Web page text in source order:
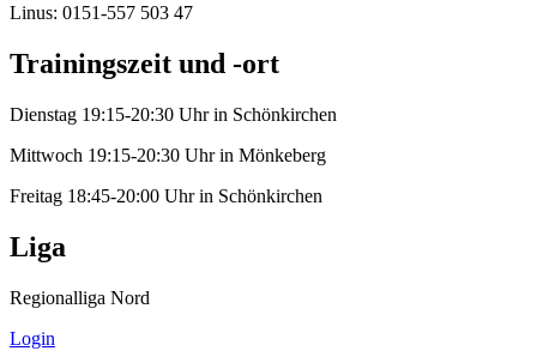
Linus: 0151-557 503 47
Trainingszeit und -ort
Dienstag 19:15-20:30 Uhr in Schönkirchen
Mittwoch 19:15-20:30 Uhr in Mönkeberg
Freitag 18:45-20:00 Uhr in Schönkirchen
Liga
Regionalliga Nord
Login